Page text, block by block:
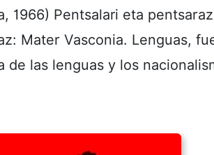
1966) Pentsalari eta
Mater Vasconia. Lenguas,
de las lenguas y los